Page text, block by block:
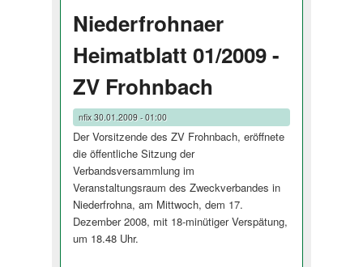
Niederfrohnaer
Heimatblatt 01/2009 -
ZV Frohnbach
nfix30.01.2009 - 01:00
Der Vorsitzende des ZV Frohnbach, eröffnete
die öffentliche Sitzung der
Verbandsversammlung im
Veranstaltungsraum des Zweckverbandes in
Niederfrohna, am Mittwoch, dem 17.
Dezember 2008, mit 18-minütiger Verspätung,
um 18.48 Uhr.